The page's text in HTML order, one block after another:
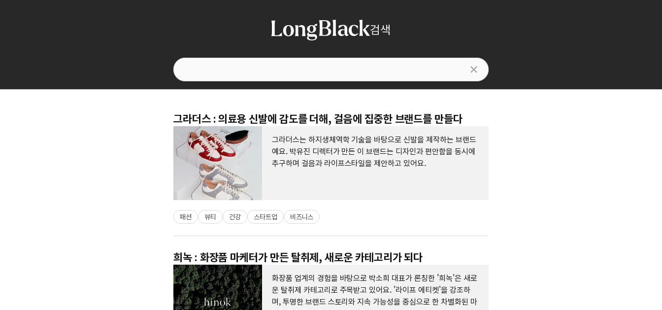
검색
그라더스 : 의료용 신발에 감도를 더해, 걸음에 집중한 브랜드를 만들다
그라더스는 하지생체역학 기술을 바탕으로 신발을 제작하는 브랜드
예요. 박유진 디렉터가 만든 이 브랜드는 디자인과 편안함을 동시에
추구하며 걸음과 라이프스타일을 제안하고 있어요.
패션 뷰티 건강 스타트업 비즈니스
희녹 : 화장품 마케터가 만든 탈취제, 새로운 카테고리가 되다
화장품 업계의 경험을 바탕으로 박소희 대표가 론칭한 '희녹'은 새로
운 탈취제 카테고리로 주목받고 있어요. '라이프 에티켓'을 강조하
며, 투명한 브랜드 스토리와 지속 가능성을 중심으로 한 차별화된 마